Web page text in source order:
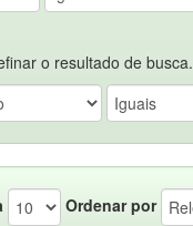
o resultado de busca.
Ordenar por